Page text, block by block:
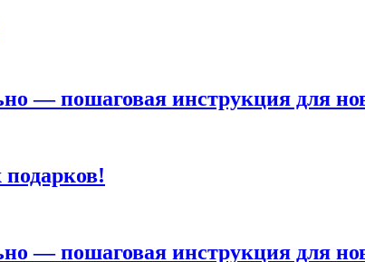
— пошаговая инструкция для
— пошаговая инструкция для